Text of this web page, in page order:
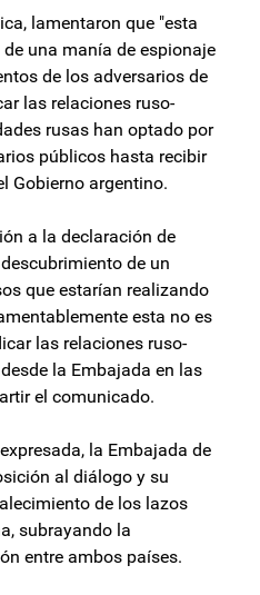
lamentaron que "esta
una manía de espionaje
de los adversarios de
las relaciones ruso-
rusas han optado por
públicos hasta recibir
Gobierno argentino.
a la declaración de
de un
que estarían realizando
esta no es
las relaciones ruso-
la Embajada en las
el comunicado.
la Embajada de
al diálogo y su
de los lazos
subrayando la
entre ambos países.